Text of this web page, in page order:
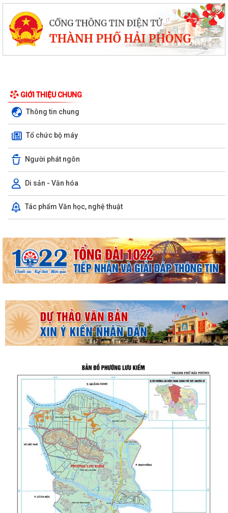
GIỚI THIỆU CHUNG
Thông tin chung
Tổ chức bộ máy
Người phát ngôn
Di sản - Văn hóa
Tác phẩm Văn học, nghệ thuật
THƯỜNG TRỰC HĐND PHƯỜNG LƯU KIẾM TỔ CHỨC PHIÊN HỌP
THƯỜNG KỲ THÁNG 8 NĂM 2026
UBND PHƯỜNG LƯU KIẾM TỔ CHỨC PHIÊN HỌP THƯỜNG KỲ THÁNG 8
NĂM 2026
UBDN phường Lưu Kiếm thông báo Về việc niêm yết công khai kết quả
kiểm tra hồ sơ đăng ký, cấp Giấy...
UBND phường Lưu Kiếm thông báo Về việc niêm yết công khai kết quả
kiểm tra hồ sơ đăng ký, cấp Giấy...
ĐOÀN KIỂM TRA CỦA BAN THƯỜNG VỤ THÀNH ỦY HẢI PHÒNG VỀ
CÔNG TÁC KHOA HỌC, CÔNG NGHỆ, ĐỔI MỚI SÁNG...
UBND phường Lưu Kiếm thông báo Về việc niêm yết công khai kết quả
kiểm tra hồ sơ đăng ký, cấp Giấy...
Niêm yết công khai về việc mất Quyết định giao đất cho công dân làm
nhà ở của ông Trịnh Văn Tài tại...